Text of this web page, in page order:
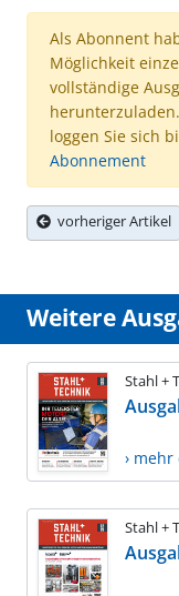
Als Abonnent
Möglichkeit
vollständige
loggen Sie sich
Abonnement
vorheriger Artikel
Weitere
Stahl +
›
Stahl +